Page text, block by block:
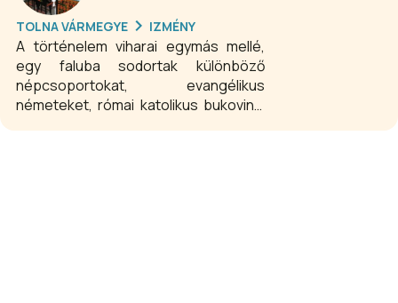
TOLNA VÁRMEGYE IZMÉNY
A történelem viharai egymás mellé,
egy faluba sodortak különböző
népcsoportokat, evangélikus
németeket, római katolikus bukovinai